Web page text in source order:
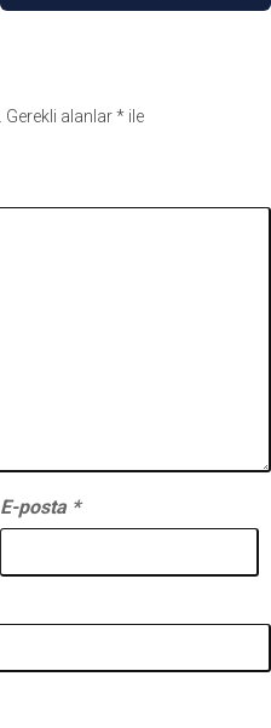
Gerekli alanlar* ile
E-posta *